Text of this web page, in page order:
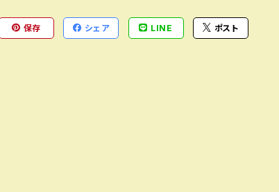
保存 シェア LINE ポスト